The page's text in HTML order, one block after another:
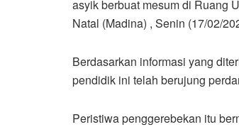
asyik berbuat mesum di Ruang
Natal (Madina) , Senin (17/02/
Berdasarkan informasi yang
pendidik ini telah berujung
Peristiwa penggerebekan itu